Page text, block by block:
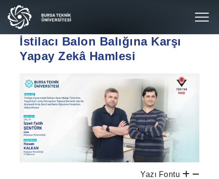
İstilacı Balon Balığına Karşı
Yapay Zekâ Hamlesi
Yazı Fontu